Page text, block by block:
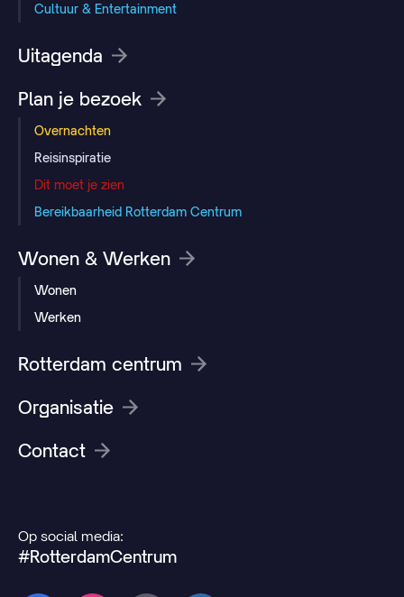
Cultuur & Entertainment
Uitagenda
Plan je bezoek
Overnachten
Reisinspiratie
Dit moet je zien
Bereikbaarheid Rotterdam Centrum
Wonen & Werken
Wonen
Werken
Rotterdam centrum
Organisatie
Contact
Op social media:
#RotterdamCentrum